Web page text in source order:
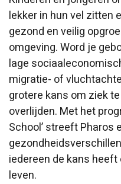
lekker in hun vel zitten
gezond en veilig
omgeving. Word je
lage
migratie- of
grotere kans om ziek
overlijden. Met het
School’ streeft Pharos
iedereen de kans
leven.